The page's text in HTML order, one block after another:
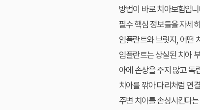
방법이 바로치아보험입
필수 핵심 정보들을 자세
임플란트와 브릿지, 어떤
임플란트는 상실된 치아
아에 손상을 주지 않고 독
치아를 깎아 다리처럼 연
주변 치아를 손상시킨다